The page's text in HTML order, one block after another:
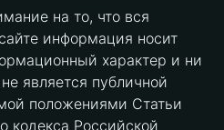
на то, что вся
информация носит
характер и ни
является публичной
положениями Статьи
кодекса Российской